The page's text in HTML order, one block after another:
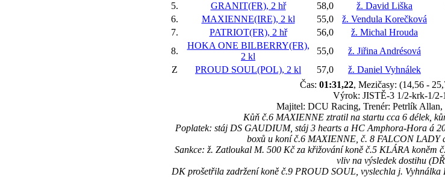
5.
GRANIT(FR), 2 hř 58,0 ž. David Liška
6.
MAXIENNE(IRE), 2 kl 55,0 ž. Vendula Korečková
7.
PATRIOT(FR), 2 hř 56,0 ž. Michal Hrouda
8.
HOKA ONE BILBERRY(FR),
2 kl
55,0 ž. Jiřina Andrésová
Z
PROUD SOUL(POL), 2 kl 57,0 ž. Daniel Vyhnálek
Čas: 01:31,22, Mezičasy: (14,56 -
Výrok: JISTĚ-3 1/2-krk-1/2-
Majitel: DCU Racing, Trenér: Petrlík Allan,
Kůň č.6 MAXIENNE ztratil na startu cca 6 délek,
Poplatek: stáj DS GAUDIUM, stáj 3 hearts a HC Amphora-Hora á
boxů u koní č.6 MAXIENNE, č. 8 FALCON
Sankce: ž. Zatloukal M. 500 Kč za křižování koně č.5 KLÁRA koněm
vliv na výsledek dostihu
DK prošetřila zadržení koně č.9 PROUD SOUL, vyslechla j.